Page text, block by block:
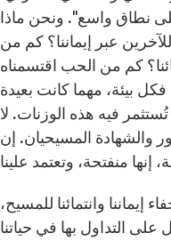
نطاق واسع". ونحن ماذا
للآخرين عبر إيماننا؟ كم من
كم من الحب اقتسمناه
بيئة، مهما كانت بعيدة
فيه هذه الوزنات. لا
والشهادة المسيحيان. إن
إيماننا وانتمائنا للمسيح،
التداول بها في حياتنا